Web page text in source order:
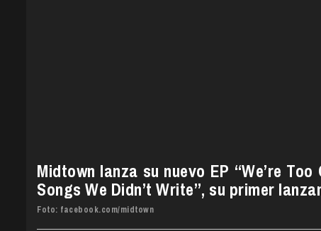
Midtown lanza su nuevo EP “We’re
Songs We Didn’t Write”, su primer
Foto: facebook.com/midtown